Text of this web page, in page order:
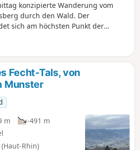
konzipierte Wanderung vom
durch den Wald. Der
sich am höchsten Punkt der
sich im Bergbauerngasthof
Fecht-Tals, von
Munster
m
-491 m
Rhin)